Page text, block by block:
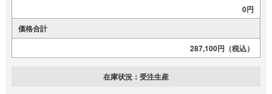
0円
価格合計
287,100円 （税込）
在庫状況： 受注生産